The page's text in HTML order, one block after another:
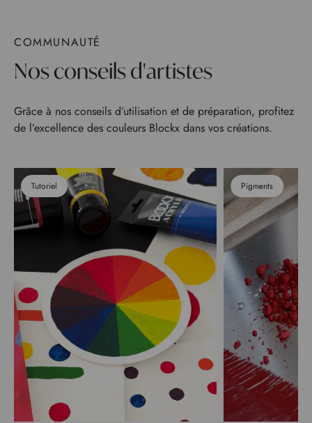
COMMUNAUTÉ
Nos conseils d'artistes
Grâce à nos conseils d’utilisation et de préparation, profitez
de l’excellence des couleurs Blockx dans vos créations.
Tutoriel Pigments